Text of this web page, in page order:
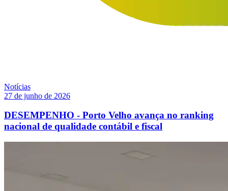
Notícias
27 de junho de 2026
DESEMPENHO - Porto Velho avança no ranking
nacional de qualidade contábil e fiscal